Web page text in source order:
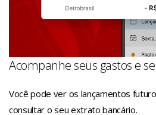
Acompanhe seus gastos e
Você pode ver os lançamentos
consultar o seu extrato bancário.